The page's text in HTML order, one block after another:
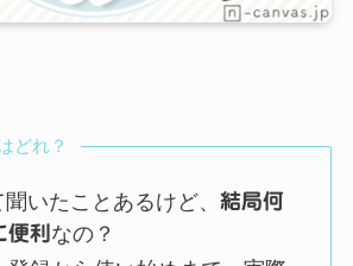
どれ？
聞いたことあるけど、結局何
便利 なの？